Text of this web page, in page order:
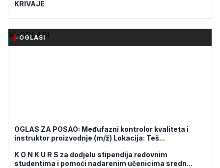
KRIVAJE
-OGLASI
OGLAS ZA POSAO: Međufazni kontrolor kvaliteta i
instruktor proizvodnje (m/ž) Lokacija: Teš...
K O N K U R S za dodjelu stipendija redovnim
studentima i pomoći nadarenim učenicima sredn...